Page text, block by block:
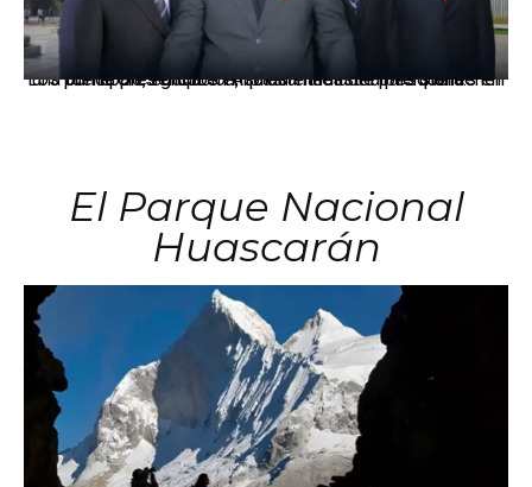
Los principales grupos empresariales del país mantienen una fuerte presencia en Áncash mediante inversiones en comercio, educación, salud e industria pesquera.
El Parque Nacional
Huascarán